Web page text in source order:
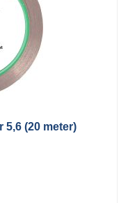
5,6 (20 meter)